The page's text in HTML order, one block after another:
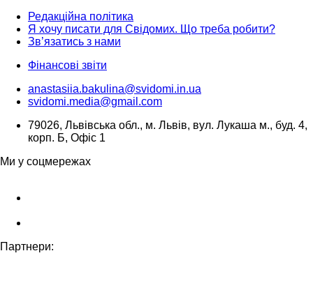
Редакційна політика
Я хочу писати для Свідомих. Що треба робити?
Зв’язатись з нами
Фінансові звіти
anastasiia.bakulina@svidomi.in.ua
svidomi.media@gmail.com
79026, Львівська обл., м. Львів, вул. Лукаша м., буд. 4,
корп. Б, Офіс 1
Ми у соцмережах
Партнери: